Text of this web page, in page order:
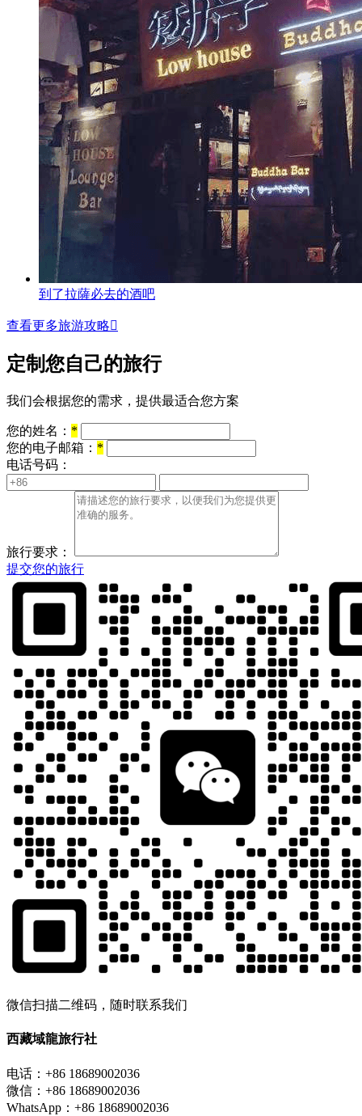
到了拉薩必去的酒吧
查看更多旅游攻略
定制您自己的旅行
我们会根据您的需求，提供最适合您方案
您的姓名： *
您的电子邮箱： *
电话号码：
旅行要求：
提交您的旅行
微信扫描二维码，随时联系我们
西藏域龍旅行社
电话：+86 18689002036
微信：+86 18689002036
WhatsApp：+86 18689002036